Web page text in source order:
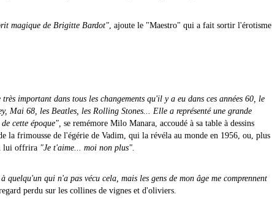
magique de Brigitte Bardot", ajoute le "Maestro" qui a fait sortir l'érotisme
important dans tous les changements qu'il y a eu dans ces années 60, le
Mai 68, les Beatles, les Rolling Stones... Elle a représenté une grande
cette époque", se remémore Milo Manara, accoudé à sa table à dessins
la frimousse de l'égérie de Vadim, qui la révéla au monde en 1956, ou, plus
lui offrira "Je t'aime... moi non plus".
qui n'a pas vécu cela, mais les gens de mon âge me comprennent
perdu sur les collines de vignes et d'oliviers.